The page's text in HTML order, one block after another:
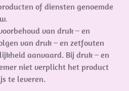
of diensten genoemde
van druk – en
van druk – en zetfouten
aanvaard. Bij druk – en
niet verplicht het product
te leveren.